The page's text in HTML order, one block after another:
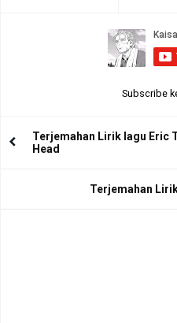
Subscribe
Terjemahan Lirik lagu Eric
Head
Terjemahan